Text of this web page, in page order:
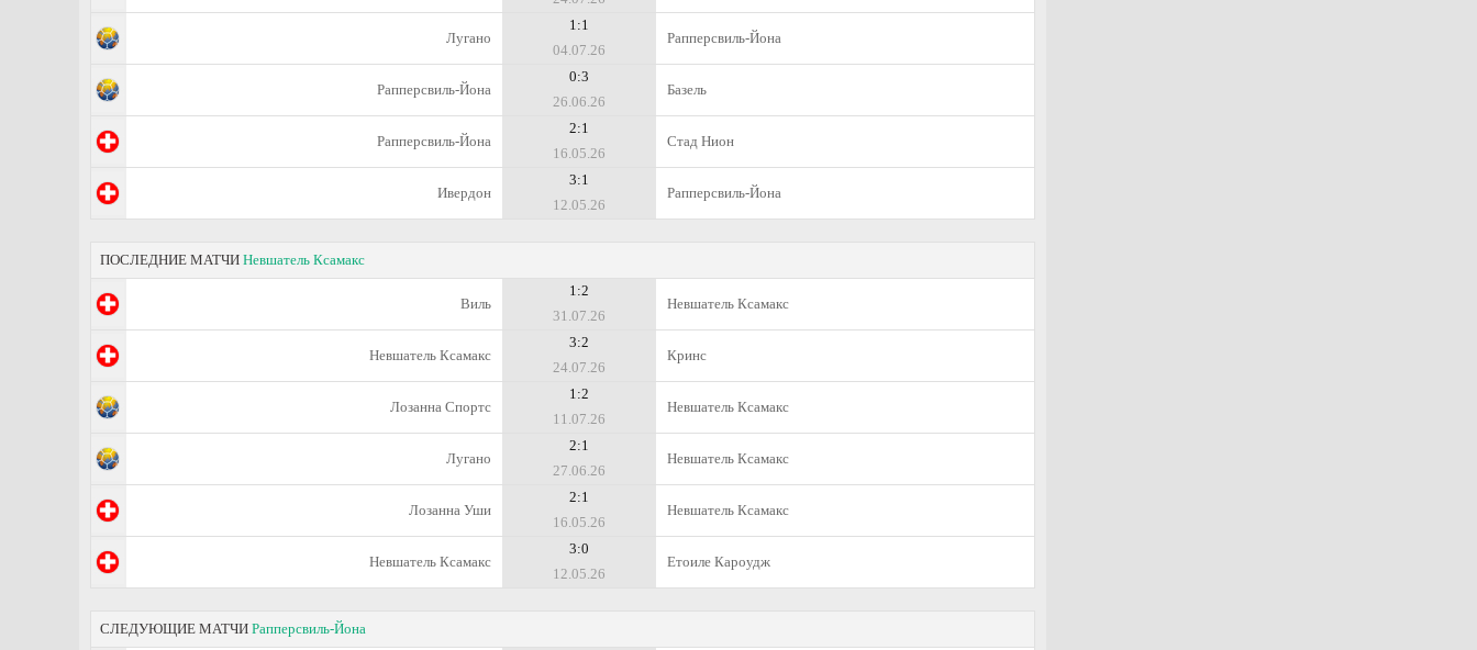
Лугано
1:1
04.07.26
Рапперсвиль-Йона
Рапперсвиль-Йона
0:3
26.06.26
Базель
Рапперсвиль-Йона
2:1
16.05.26
Стад Нион
Ивердон
3:1
12.05.26
Рапперсвиль-Йона
ПОСЛЕДНИЕ МАТЧИ Невшатель Ксамакс
Виль
1:2
31.07.26
Невшатель Ксамакс
Невшатель Ксамакс
3:2
24.07.26
Кринс
Лозанна Спортс
1:2
11.07.26
Невшатель Ксамакс
Лугано
2:1
27.06.26
Невшатель Ксамакс
Лозанна Уши
2:1
16.05.26
Невшатель Ксамакс
Невшатель Ксамакс
3:0
12.05.26
Етоиле Кароудж
СЛЕДУЮЩИЕ МАТЧИ Рапперсвиль-Йона